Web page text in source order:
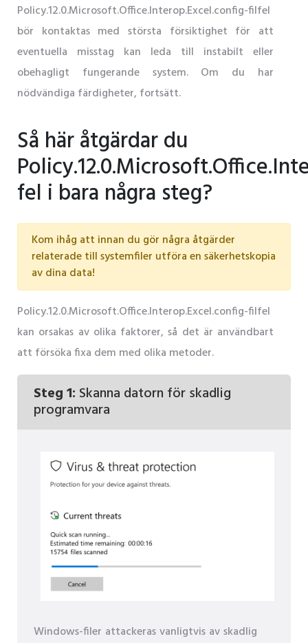
Policy.12.0.Microsoft.Office.Interop.Excel.config-filfel
bör kontaktas med största försiktighet för att
eventuella misstag kan leda till instabilt eller
obehagligt fungerande system. Om du har
nödvändiga färdigheter, fortsätt.
Så här åtgärdar du
fel i bara några steg?
Kom ihåg att innan du gör några åtgärder
relaterade till systemfiler utföra en säkerhetskopia
av dina data!
Policy.12.0.Microsoft.Office.Interop.Excel.config-filfel
kan orsakas av olika faktorer, så det är användbart
att försöka fixa dem med olika metoder.
Steg 1: Skanna datorn för skadlig
programvara
Windows-filer attackeras vanligtvis av skadlig